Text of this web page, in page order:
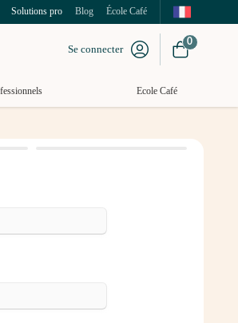
Solutions pro Blog École Café
Se connecter
0
Ecole Café